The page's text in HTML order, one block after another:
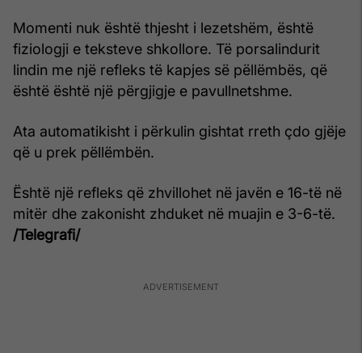
Momenti nuk është thjesht i lezetshëm, është
fiziologji e teksteve shkollore. Të porsalindurit
lindin me një refleks të kapjes së pëllëmbës, që
është është një përgjigje e pavullnetshme.
Ata automatikisht i përkulin gishtat rreth çdo gjëje
që u prek pëllëmbën.
Është një refleks që zhvillohet në javën e 16-të në
mitër dhe zakonisht zhduket në muajin e 3-6-të.
/Telegrafi/